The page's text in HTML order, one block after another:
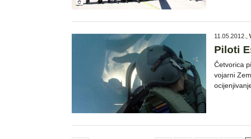
11.05.2012.,
Piloti
Četvorica
vojarni